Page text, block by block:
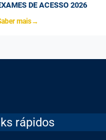
DE ACESSO 2026
mais→
rápidos